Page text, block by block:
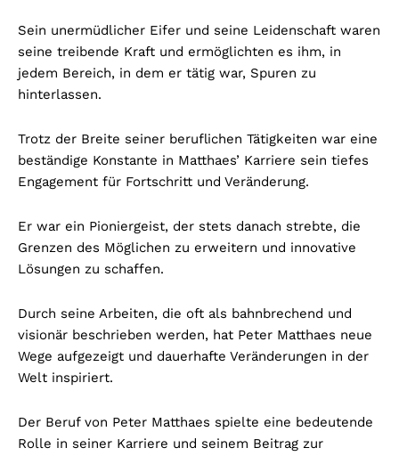
Sein unermüdlicher Eifer und seine Leidenschaft waren
seine treibende Kraft und ermöglichten es ihm, in
jedem Bereich, in dem er tätig war, Spuren zu
hinterlassen.
Trotz der Breite seiner beruflichen Tätigkeiten war eine
beständige Konstante in Matthaes’ Karriere sein tiefes
Engagement für Fortschritt und Veränderung.
Er war ein Pioniergeist, der stets danach strebte, die
Grenzen des Möglichen zu erweitern und innovative
Lösungen zu schaffen.
Durch seine Arbeiten, die oft als bahnbrechend und
visionär beschrieben werden, hat Peter Matthaes neue
Wege aufgezeigt und dauerhafte Veränderungen in der
Welt inspiriert.
Der Beruf von Peter Matthaes spielte eine bedeutende
Rolle in seiner Karriere und seinem Beitrag zur